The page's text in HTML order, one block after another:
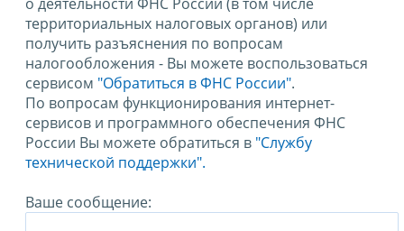
о деятельности ФНС России (в том числе
территориальных налоговых органов) или
получить разъяснения по вопросам
налогообложения - Вы можете воспользоваться
сервисом "Обратиться в ФНС России".
По вопросам функционирования интернет-
сервисов и программного обеспечения ФНС
России Вы можете обратиться в "Службу
технической поддержки".
Ваше сообщение: